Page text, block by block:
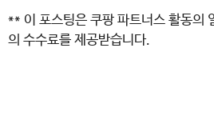
** 이 포스팅은 쿠팡 파트너스 활동의
의 수수료를 제공받습니다.